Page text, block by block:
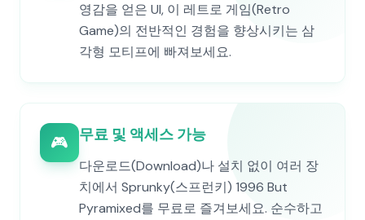
영감을 얻은 UI, 이 레트로 게임(Retro
Game)의 전반적인 경험을 향상시키는 삼
각형 모티프에 빠져보세요.
🎮 무료 및 액세스 가능
다운로드(Download)나 설치 없이 여러 장
치에서 Sprunky(스프런키) 1996 But
Pyramixed를 무료로 즐겨보세요. 순수하고